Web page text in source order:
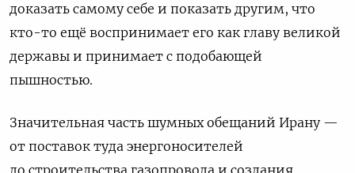
доказать самому себе и показать другим, что
кто-то ещё воспринимает его как главу великой
державы и принимает с подобающей
пышностью.
Значительная часть шумных обещаний Ирану —
от поставок туда энергоносителей